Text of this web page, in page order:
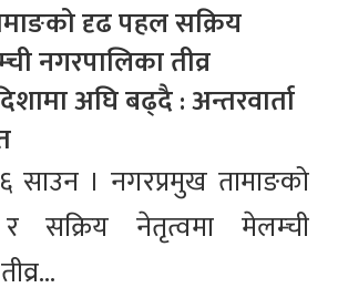
दृढ पहल सक्रिय
नगरपालिका तीव्र
अघि बढ्दै : अन्तरवार्ता
साउन । नगरप्रमुख तामाङको
नेतृत्वमा मेलम्ची